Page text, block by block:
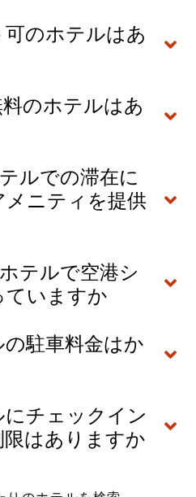
のホテルはあ
のホテルはあ
ルでの滞在に
ニティを提供
テルで空港シ
ていますか
駐車料金はか
チェックイン
はありますか